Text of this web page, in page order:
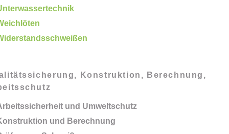
Konstruktion, Berechnung,
und Umweltschutz
und Berechnung